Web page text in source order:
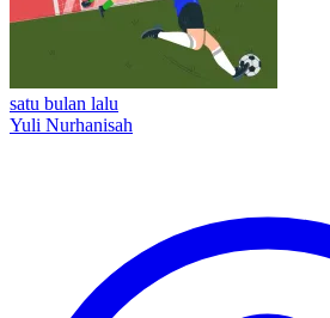
satu bulan lalu
Yuli Nurhanisah